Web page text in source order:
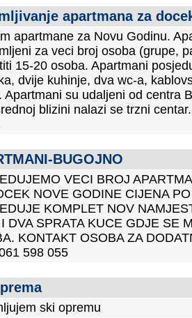
apartmana za
apartmane za Novu Godinu.
za veci broj osoba (grupe,
15-20 osoba. Apartmani
dvije kuhinje, dva wc-a,
Apartmani su udaljeni od centra
blizini nalazi se trzni
BUGOJNO
VECI BROJ
NOVE GODINE CIJENA
KOMPLET NOV
DVA SPRATA KUCE GDJE SE
KONTAKT OSOBA ZA
598 055
ski opremu